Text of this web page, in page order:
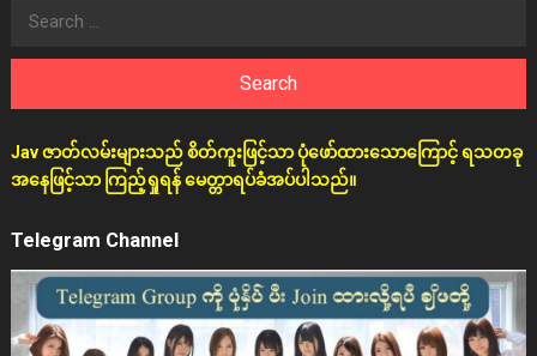
Search
Jav ဇာတ်လမ်းများသည် စိတ်ကူးဖြင့်သာ ပုံဖော်ထားသောကြောင့် ရသတခု
အနေဖြင့်သာ ကြည့်ရှုရန် မေတ္တာရပ်ခံအပ်ပါသည်။
Telegram Channel